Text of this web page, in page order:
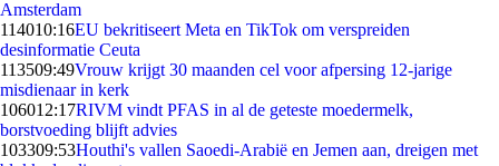
Amsterdam
114010:16EU bekritiseert Meta en TikTok om verspreiden
desinformatie Ceuta
113509:49Vrouw krijgt 30 maanden cel voor afpersing 12-jarige
misdienaar in kerk
106012:17RIVM vindt PFAS in al de geteste moedermelk,
borstvoeding blijft advies
103309:53Houthi's vallen Saoedi-Arabië en Jemen aan, dreigen met